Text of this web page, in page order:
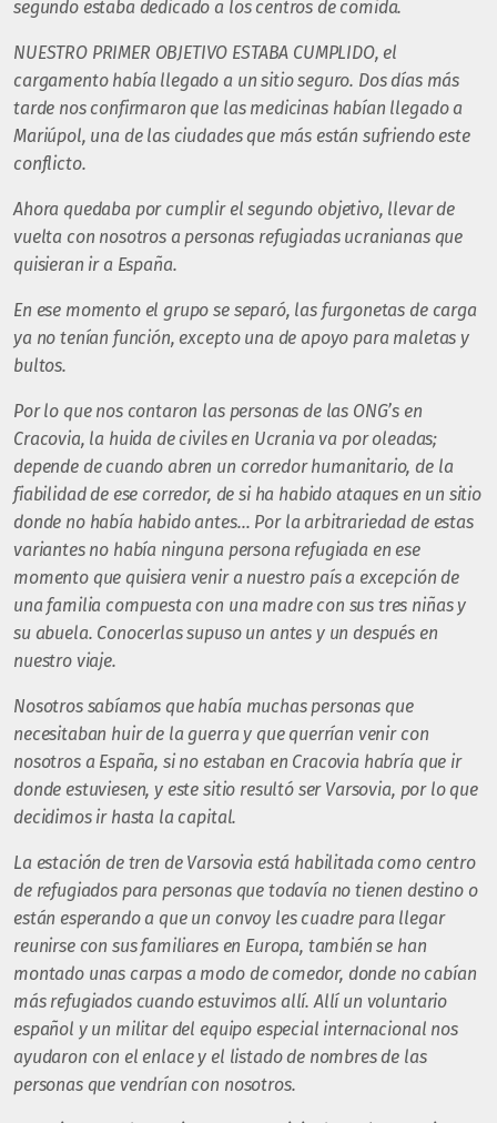
segundo estaba dedicado a los centros de comida.
NUESTRO PRIMER OBJETIVO ESTABA CUMPLIDO, el
cargamento había llegado a un sitio seguro. Dos días más
tarde nos confirmaron que las medicinas habían llegado a
Mariúpol, una de las ciudades que más están sufriendo este
conflicto.
Ahora quedaba por cumplir el segundo objetivo, llevar de
vuelta con nosotros a personas refugiadas ucranianas que
quisieran ir a España.
En ese momento el grupo se separó, las furgonetas de carga
ya no tenían función, excepto una de apoyo para maletas y
bultos.
Por lo que nos contaron las personas de las ONG’s en
Cracovia, la huida de civiles en Ucrania va por oleadas;
depende de cuando abren un corredor humanitario, de la
fiabilidad de ese corredor, de si ha habido ataques en un sitio
donde no había habido antes… Por la arbitrariedad de estas
variantes no había ninguna persona refugiada en ese
momento que quisiera venir a nuestro país a excepción de
una familia compuesta con una madre con sus tres niñas y
su abuela. Conocerlas supuso un antes y un después en
nuestro viaje.
Nosotros sabíamos que había muchas personas que
necesitaban huir de la guerra y que querrían venir con
nosotros a España, si no estaban en Cracovia habría que ir
donde estuviesen, y este sitio resultó ser Varsovia, por lo que
decidimos ir hasta la capital.
La estación de tren de Varsovia está habilitada como centro
de refugiados para personas que todavía no tienen destino o
están esperando a que un convoy les cuadre para llegar
reunirse con sus familiares en Europa, también se han
montado unas carpas a modo de comedor, donde no cabían
más refugiados cuando estuvimos allí. Allí un voluntario
español y un militar del equipo especial internacional nos
ayudaron con el enlace y el listado de nombres de las
personas que vendrían con nosotros.